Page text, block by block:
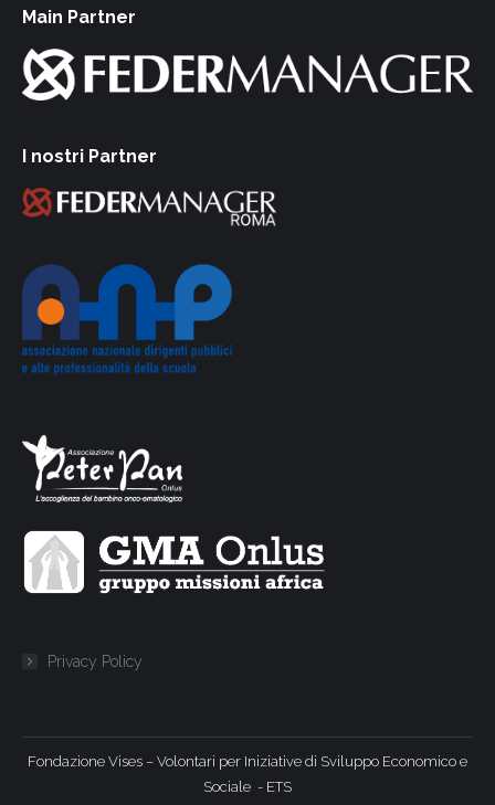
Main Partner
I nostri Partner
Privacy Policy
Fondazione Vises – Volontari per Iniziative di Sviluppo Economico e
Sociale - ETS